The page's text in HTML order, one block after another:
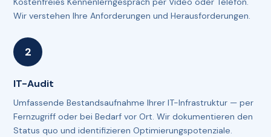
Wir verstehen Ihre Anforderungen und Herausforderungen.
IT-Audit
Umfassende Bestandsaufnahme Ihrer IT-Infrastruktur — per
Fernzugriff oder bei Bedarf vor Ort. Wir dokumentieren den
Status quo und identifizieren Optimierungspotenziale.